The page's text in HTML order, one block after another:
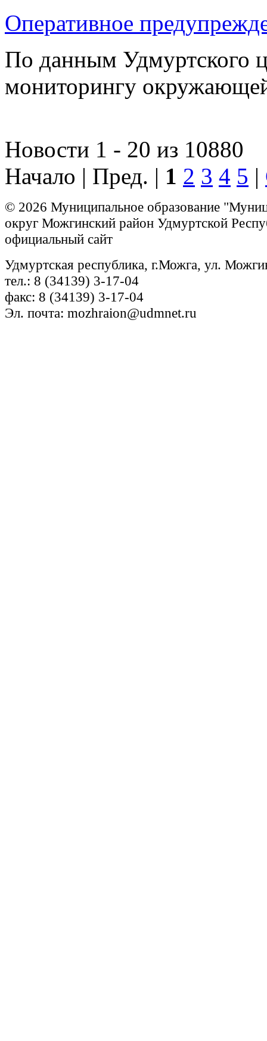
Оперативное
По данным Удмуртского
мониторингу
Новости 1 - 20 из 10880
Начало | Пред. | 1 2 3 4 5 |
© 2026 Муниципальное образование
округ Можгинский район Удмуртской
официальный сайт
Удмуртская республика, г.Можга, ул.
тел.: 8 (34139) 3-17-04
факс: 8 (34139) 3-17-04
Эл. почта: mozhraion@udmnet.ru